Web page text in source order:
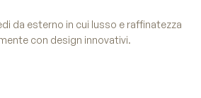
da esterno in cui lusso e raffinatezza
con design innovativi.